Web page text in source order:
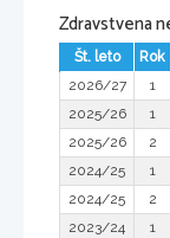
Zdravstvena
Št. leto Rok
2026/27
1
2025/26
1
2025/26
2
2024/25
1
2024/25
2
2023/24
1